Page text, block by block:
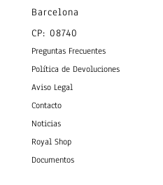
Barcelona
CP: 08740
Preguntas Frecuentes
Política de Devoluciones
Aviso Legal
Contacto
Noticias
Royal Shop
Documentos